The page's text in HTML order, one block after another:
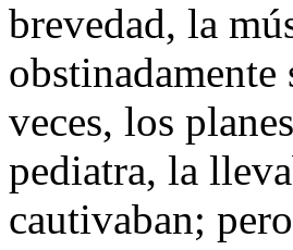
brevedad, la
obstinadamente
veces, los
pediatra, la
cautivaban;